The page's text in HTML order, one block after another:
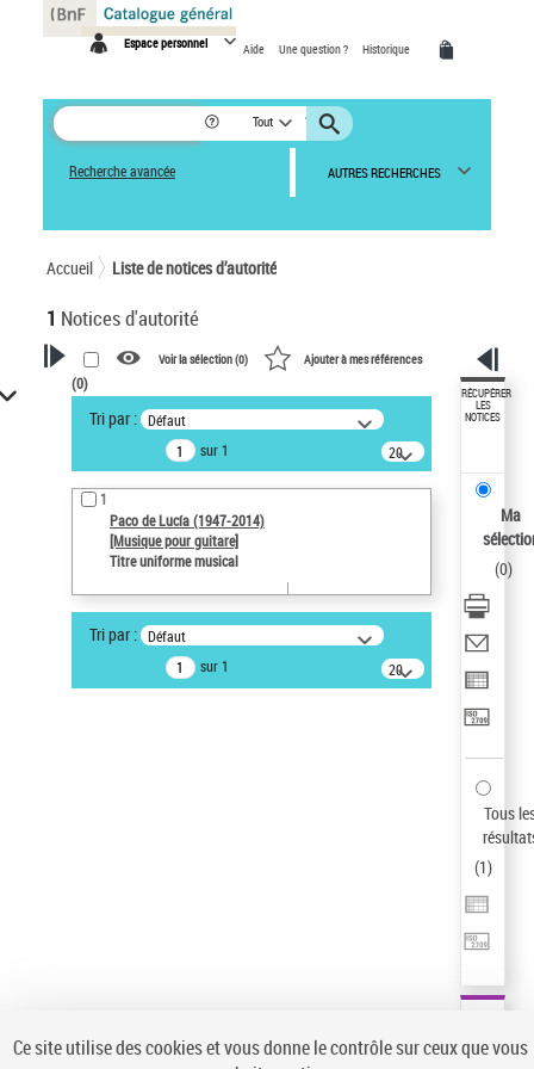
Espace personnel Aide Une question ? Historique
Tout
Recherche avancée AUTRES RECHERCHES
Accueil Liste de notices d’autorité
1 Notices d'autorité
VOTRE RECHERCHE
Recherche avancée dans les
notices d’autorité
Œuvres liées à l'auteur :
Paco de Lucía (1947-2014)
Auteur d’œuvre
Type de notice d'autorité
Voir la sélection (0) Ajouter à mes références
(0)
Tri par : Défaut
sur 1
20
résultats/page
1
Paco de Lucía (1947-2014)
[Musique pour guitare]
Titre uniforme musical
Tri par : Défaut
sur 1
20
résultats/page
RÉCUPÉRER
LES
NOTICES
Ma
(0)
Tous
(1)
Panneau de gestion des cookies
Ce site utilise des cookies et vous donne le contrôle sur ceux que vous